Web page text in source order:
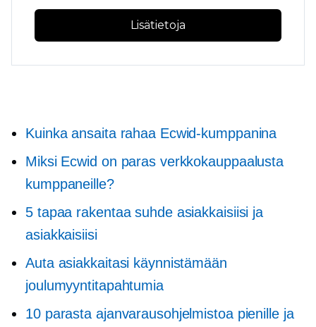
Lisätietoja
Kuinka ansaita rahaa Ecwid-kumppanina
Miksi Ecwid on paras verkkokauppaalusta
kumppaneille?
5 tapaa rakentaa suhde asiakkaisiisi ja
asiakkaisiisi
Auta asiakkaitasi käynnistämään
joulumyyntitapahtumia
10 parasta ajanvarausohjelmistoa pienille ja